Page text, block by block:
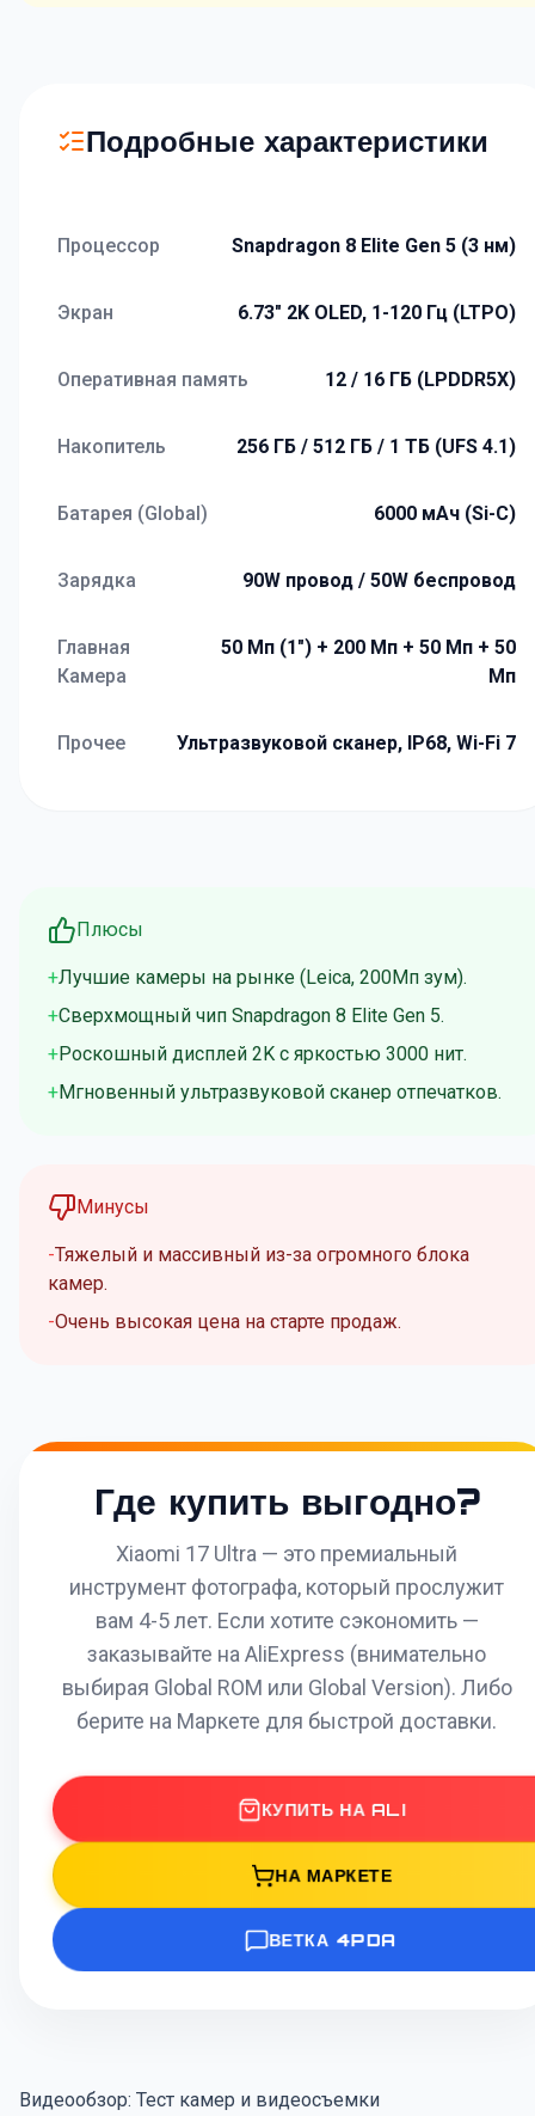
Подробные характеристики
Процессор Snapdragon 8 Elite Gen 5 (3 нм)
Экран 6.73" 2K OLED, 1-120 Гц (LTPO)
Оперативная память 12 / 16 ГБ (LPDDR5X)
Накопитель 256 ГБ / 512 ГБ / 1 ТБ (UFS 4.1)
Батарея (Global) 6000 мАч (Si-C)
Зарядка 90W провод / 50W беспровод
Главная
Камера
50 Мп (1") + 200 Мп + 50 Мп + 50
Мп
Прочее Ультразвуковой сканер, IP68, Wi-Fi 7
Плюсы
Лучшие камеры на рынке (Leica, 200Мп зум).
Сверхмощный чип Snapdragon 8 Elite Gen 5.
Роскошный дисплей 2K с яркостью 3000 нит.
Мгновенный ультразвуковой сканер отпечатков.
Минусы
Тяжелый и массивный из-за огромного блока
камер.
Очень высокая цена на старте продаж.
Где купить выгодно?
Xiaomi 17 Ultra — это премиальный
инструмент фотографа, который прослужит
вам 4-5 лет. Если хотите сэкономить —
заказывайте на AliExpress (внимательно
выбирая Global ROM или Global Version). Либо
берите на Маркете для быстрой доставки.
КУПИТЬ НА ALI
НА МАРКЕТЕ
ВЕТКА 4PDA
Видеообзор: Тест камер и видеосъемки